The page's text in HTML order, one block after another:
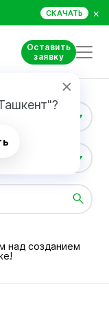
СКАЧАТЬ ×
Оставить
заявку
над созданием